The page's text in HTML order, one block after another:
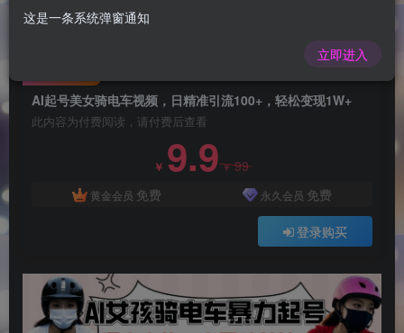
1年前更新
195 11
AI起号美女骑电车视频，日精准引流100+，轻松变现1W+
此内容为付费阅读，请付费后查看
￥ 9.9￥99
黄金会员 免费 永久会员 免费
登录购买
这是一条系统弹窗通知
立即进入